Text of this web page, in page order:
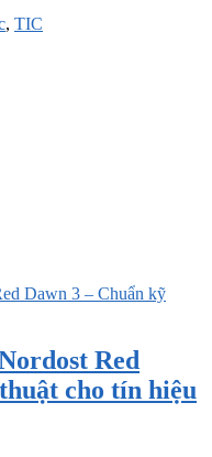
, TIC
Red
cho tín hiệu